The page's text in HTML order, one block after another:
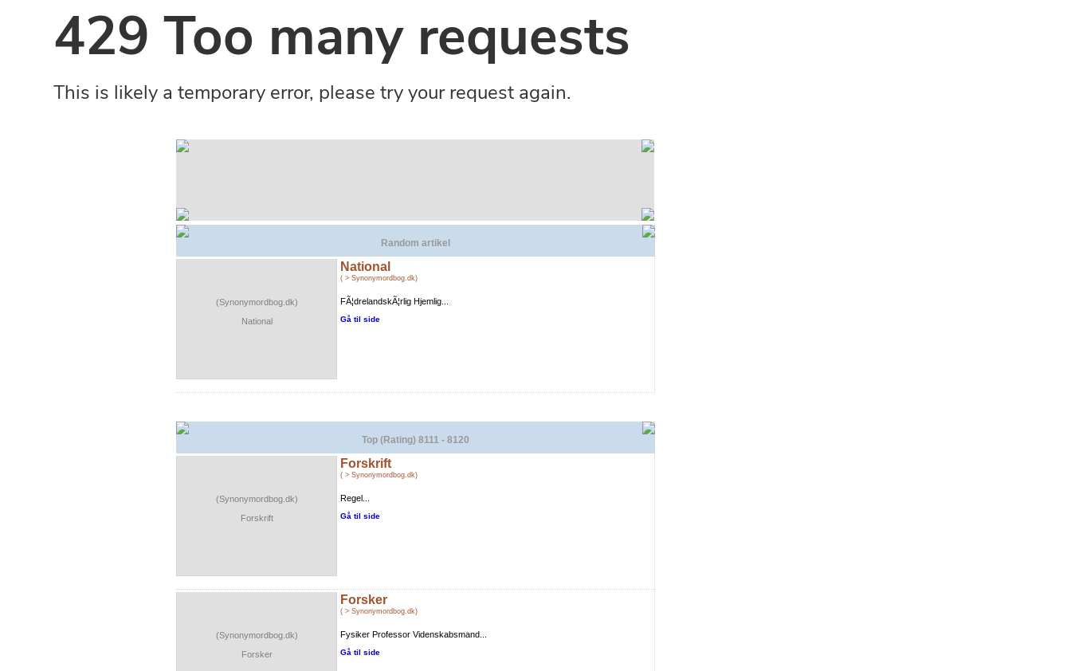
Random artikel
(Synonymordbog.dk)
National
National
( > Synonymordbog.dk)
FÃ¦drelandskÃ¦rlig Hjemlig...
Gå til side
Top (Rating) 8111 - 8120
(Synonymordbog.dk)
Forskrift
Forskrift
( > Synonymordbog.dk)
Regel...
Gå til side
(Synonymordbog.dk)
Forsker
Forsker
( > Synonymordbog.dk)
Fysiker Professor Videnskabsmand...
Gå til side